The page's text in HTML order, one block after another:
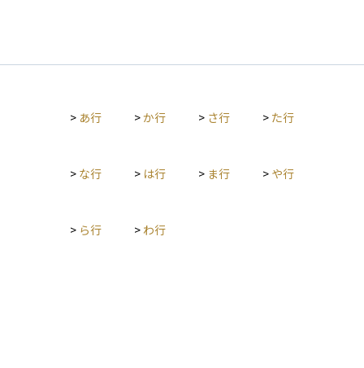
> あ行 >か行 > さ行 > た行
> な行 > は行 > ま行 > や行
> ら行 > わ行